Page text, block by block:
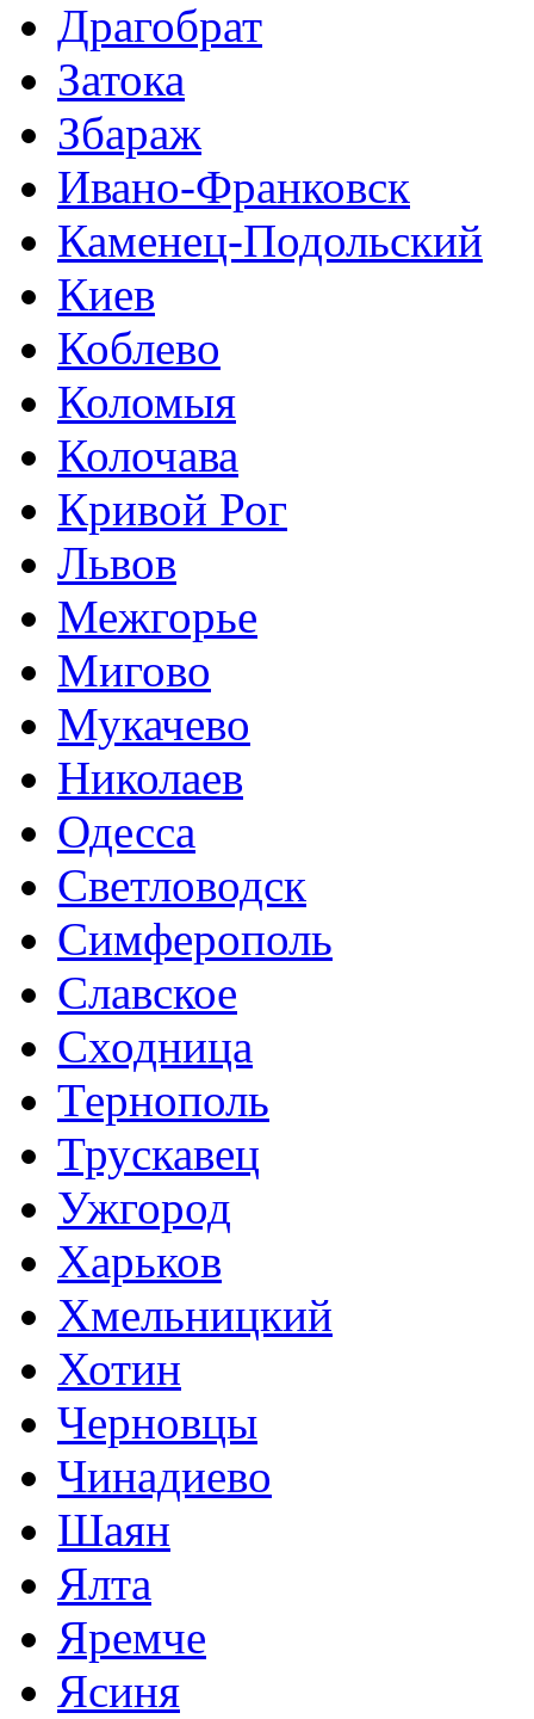
Драгобрат
Затока
Збараж
Ивано-Франковск
Каменец-Подольский
Киев
Коблево
Коломыя
Колочава
Кривой Рог
Львов
Межгорье
Мигово
Мукачево
Николаев
Одесса
Светловодск
Симферополь
Славское
Сходница
Тернополь
Трускавец
Ужгород
Харьков
Хмельницкий
Хотин
Черновцы
Чинадиево
Шаян
Ялта
Яремче
Ясиня